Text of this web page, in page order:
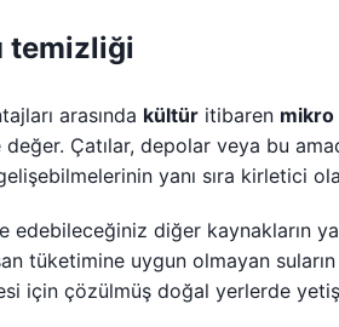
temizliği
arasında kültür itibaren mikro
Çatılar, depolar veya bu
yanı sıra kirletici
edebileceğiniz diğer kaynakların
tüketimine uygun olmayan
için çözülmüş doğal yerlerde